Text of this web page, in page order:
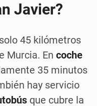
Javier?
45 kilómetros
Murcia. En coche
35 minutos
hay servicio
que cubre la